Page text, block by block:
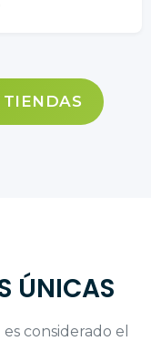
TIENDAS
ÚNICAS
considerado el